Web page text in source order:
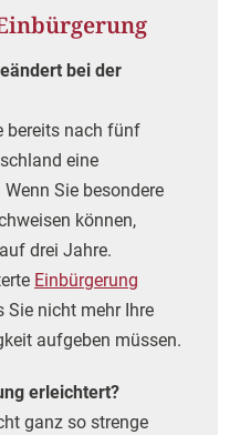
bei der
bereits nach fünf
eine
Sie besondere
können,
drei Jahre.
Einbürgerung
Sie nicht mehr Ihre
aufgeben müssen.
erleichtert?
ganz so strenge